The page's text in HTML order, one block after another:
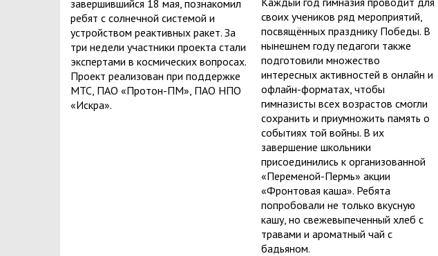
завершившийся 18 мая, познакомил
ребят с солнечной системой и
устройством реактивных ракет. За
три недели участники проекта стали
экспертами в космических вопросах.
Проект реализован при поддержке
МТС, ПАО «Протон-ПМ», ПАО НПО
«Искра».
своих учеников ряд мероприятий,
посвящённых празднику Победы. В
нынешнем году педагоги также
подготовили множество
интересных активностей в онлайн и
офлайн-форматах, чтобы
гимназисты всех возрастов смогли
сохранить и приумножить память о
событиях той войны. В их
завершение школьники
присоединились к организованной
«Переменой-Пермь» акции
«Фронтовая каша». Ребята
попробовали не только вкусную
кашу, но свежевыпеченный хлеб с
травами и ароматный чай с
бадьяном.